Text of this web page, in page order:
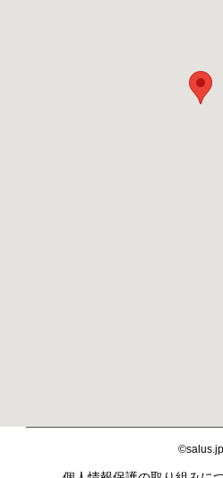
©salus.jp